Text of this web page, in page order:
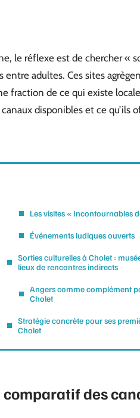
le réflexe est de chercher «
adultes. Ces sites
fraction de ce qui existe
disponibles et ce qu’ils
Les visites « Incontournables
Événements ludiques ouverts
Sorties culturelles à Cholet :
lieux de rencontres indirects
Angers comme complément
Cholet
Stratégie concrète pour ses
Cholet
des